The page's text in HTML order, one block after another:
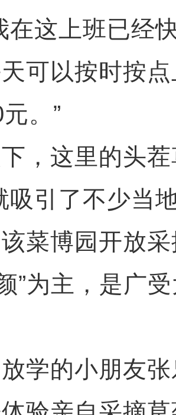
在这上班已经
可以按时按
。”
这里的头茬
吸引了不少当
菜博园开放
”为主，是广
的小朋友张